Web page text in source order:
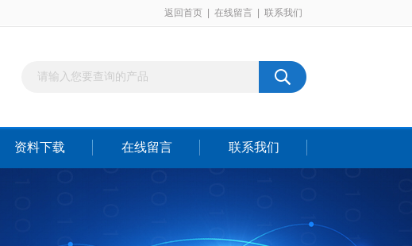
返回首页 在线留言 联系我们
资料下载 在线留言 联系我们